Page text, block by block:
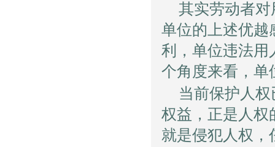
其实劳动者
单位的上述优越
利，单位违法用
个角度来看，单
当前保护人
权益，正是人权
就是侵犯人权，